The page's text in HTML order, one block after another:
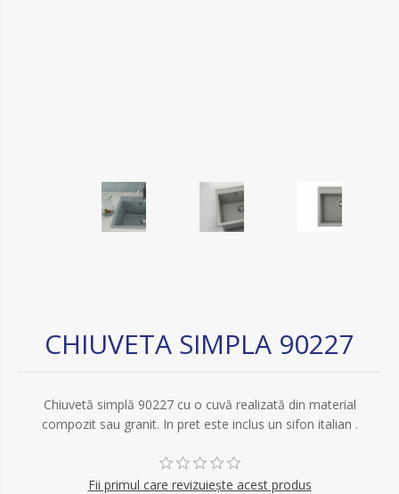
CHIUVETA SIMPLA 90227
Chiuvetă simplă 90227 cu o cuvă realizată din material
compozit sau granit. In pret este inclus un sifon italian .
Fii primul care revizuiește acest produs